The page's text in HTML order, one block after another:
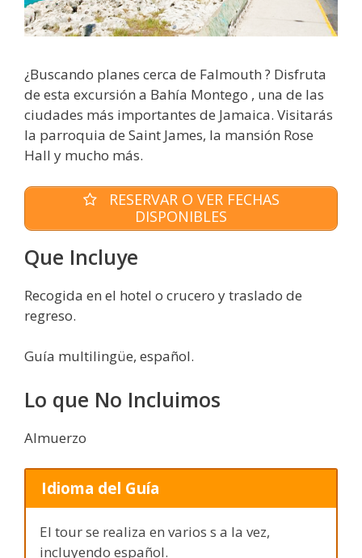
¿Buscando planes cerca de Falmouth ? Disfruta
de esta excursión a Bahía Montego , una de las
ciudades más importantes de Jamaica. Visitarás
la parroquia de Saint James, la mansión Rose
Hall y mucho más.
RESERVAR O VER FECHAS
DISPONIBLES
Que Incluye
Recogida en el hotel o crucero y traslado de
regreso.
Guía multilingüe, español.
Lo que No Incluimos
Almuerzo
Idioma del Guía
El tour se realiza en varios s a la vez,
incluyendo español.